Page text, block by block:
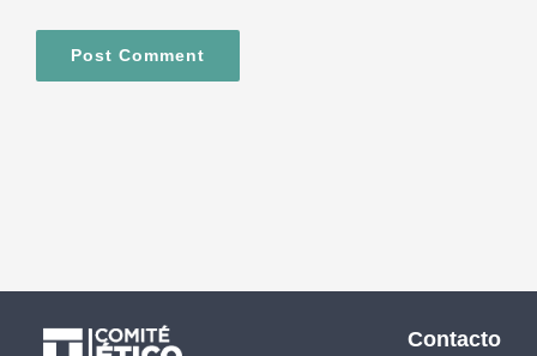
Contacto